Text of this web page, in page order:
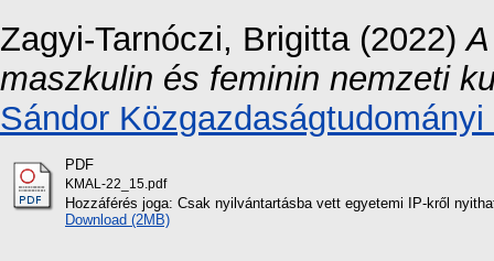
Zagyi-Tarnóczi, Brigitta(2022)
maszkulin és feminin nemzeti
Sándor
PDF
KMAL-22_15.pdf
Hozzáférés joga: Csak nyilvántartásba vett egyetemi IP-kről
Download (2MB)